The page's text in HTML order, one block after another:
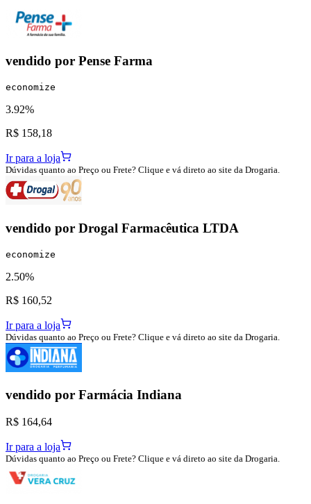
vendido por Pense Farma
economize
3.92%
R$ 158,18
Ir para a loja
Dúvidas quanto ao Preço ou Frete? Clique e vá direto ao site da Drogaria.
vendido por Drogal Farmacêutica LTDA
economize
2.50%
R$ 160,52
Ir para a loja
Dúvidas quanto ao Preço ou Frete? Clique e vá direto ao site da Drogaria.
vendido por Farmácia Indiana
R$ 164,64
Ir para a loja
Dúvidas quanto ao Preço ou Frete? Clique e vá direto ao site da Drogaria.